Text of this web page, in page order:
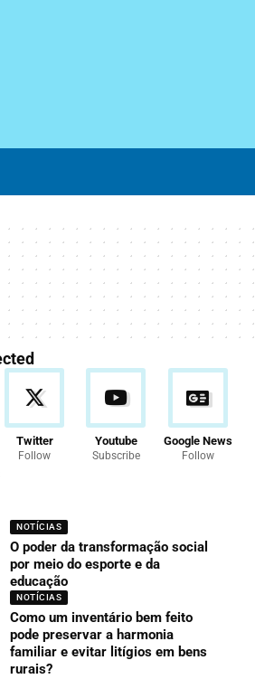
Twitter
Follow
Youtube
Subscribe
Google News
Follow
NOTÍCIAS
O poder da transformação social
por meio do esporte e da
educação
NOTÍCIAS
Como um inventário bem feito
pode preservar a harmonia
familiar e evitar litígios em bens
rurais?